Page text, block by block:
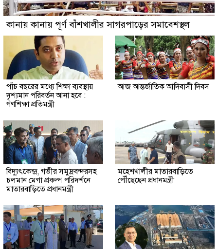
কানায় কানায় পূর্ণ বাঁশখালীর সাগরপাড়ের সমাবেশস্থল
পাঁচ বছরের মধ্যে শিক্ষা ব্যবস্থায়
দৃশ্যমান পরিবর্তন আনা হবে :
গণশিক্ষা প্রতিমন্ত্রী
আজ আন্তর্জাতিক আদিবাসী দিবস
বিদ্যুৎকেন্দ্র, গভীর সমুদ্রবন্দরসহ
চলমান মেগা প্রকল্প পরিদর্শনে
মাতারবাড়িতে প্রধানমন্ত্রী
মহেশখালীর মাতারবাড়িতে
পৌঁছেছেন প্রধানমন্ত্রী